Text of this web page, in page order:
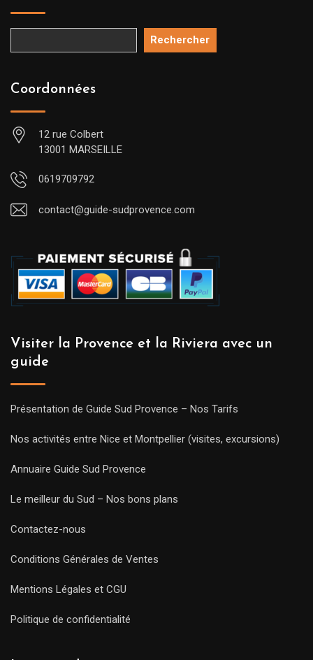
Rechercher
Coordonnées
12 rue Colbert
13001 MARSEILLE
0619709792
contact@guide-sudprovence.com
Visiter la Provence et la Riviera avec un
guide
Présentation de Guide Sud Provence – Nos Tarifs
Nos activités entre Nice et Montpellier (visites, excursions)
Annuaire Guide Sud Provence
Le meilleur du Sud – Nos bons plans
Contactez-nous
Conditions Générales de Ventes
Mentions Légales et CGU
Politique de confidentialité